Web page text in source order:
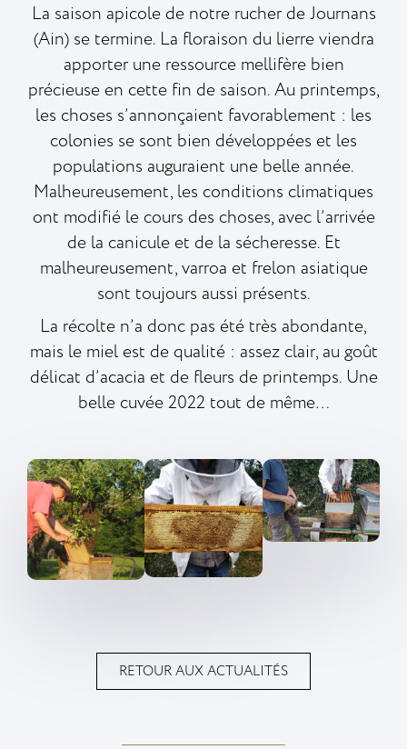
La saison apicole de notre rucher de Journans
(Ain) se termine. La floraison du lierre viendra
apporter une ressource mellifère bien
précieuse en cette fin de saison. Au printemps,
les choses s’annonçaient favorablement : les
colonies se sont bien développées et les
populations auguraient une belle année.
Malheureusement, les conditions climatiques
ont modifié le cours des choses, avec l’arrivée
de la canicule et de la sécheresse. Et
malheureusement, varroa et frelon asiatique
sont toujours aussi présents.
La récolte n’a donc pas été très abondante,
mais le miel est de qualité : assez clair, au goût
délicat d’acacia et de fleurs de printemps. Une
belle cuvée 2022 tout de même…
RETOUR AUX ACTUALITÉS